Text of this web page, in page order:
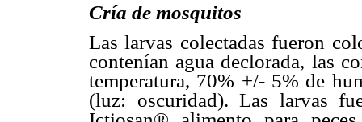
Cría de mosquitos
Las larvas colectadas fueron
contenían agua declorada, las
temperatura, 70% +/- 5% de
(luz: oscuridad). Las larvas